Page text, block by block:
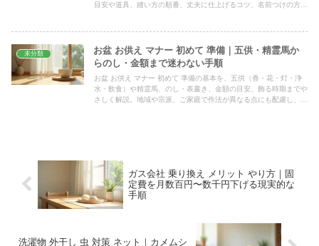
目安や道具、縫い方の順番、丈夫に仕上げるコツ、名前つけの方法
未分類
お盆 お供え マナー 初めて 準備｜五供・精霊馬か
らのし・金額まで迷わない手順
お盆 お供え マナー 初めて 準備の基本を、五供（香・花・灯・浄
水・飲食）や精霊馬、のし・表書き、金額の目安、飾る時期までや
さしく解説。地域や宗派、ご家庭で作法が異なる点にも配慮し、初
ガス会社 乗り換え メリット やり方｜固
定費を月数百円〜数千円下げる現実的な
手順
洗濯物 外干し 虫 対策 ネット｜カメムシ